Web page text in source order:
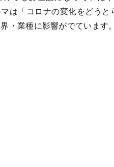
は「コロナの変化をどう
・業種に影響がでています。